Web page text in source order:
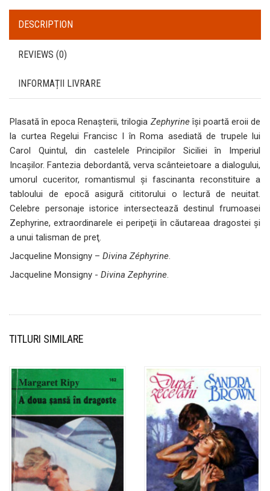
DESCRIPTION
REVIEWS (0)
INFORMAȚII LIVRARE
Plasată în epoca Renaşterii, trilogia Zephyrineîşi poartă eroii de
la curtea Regelui Francisc I în Roma asediată de trupele lui
Carol Quintul, din castelele Principilor Siciliei în Imperiul
Incaşilor. Fantezia debordantă, verva scânteietoare a dialogului,
umorul cuceritor, romantismul şi fascinanta reconstituire a
tabloului de epocă asigură cititorului o lectură de neuitat.
Celebre personaje istorice intersectează destinul frumoasei
Zephyrine, extraordinarele ei peripeţii în căutareaa dragostei şi
a unui talisman de preţ.
Jacqueline Monsigny – Divina Zéphyrine.
Jacqueline Monsigny - Divina Zephyrine.
TITLURI SIMILARE